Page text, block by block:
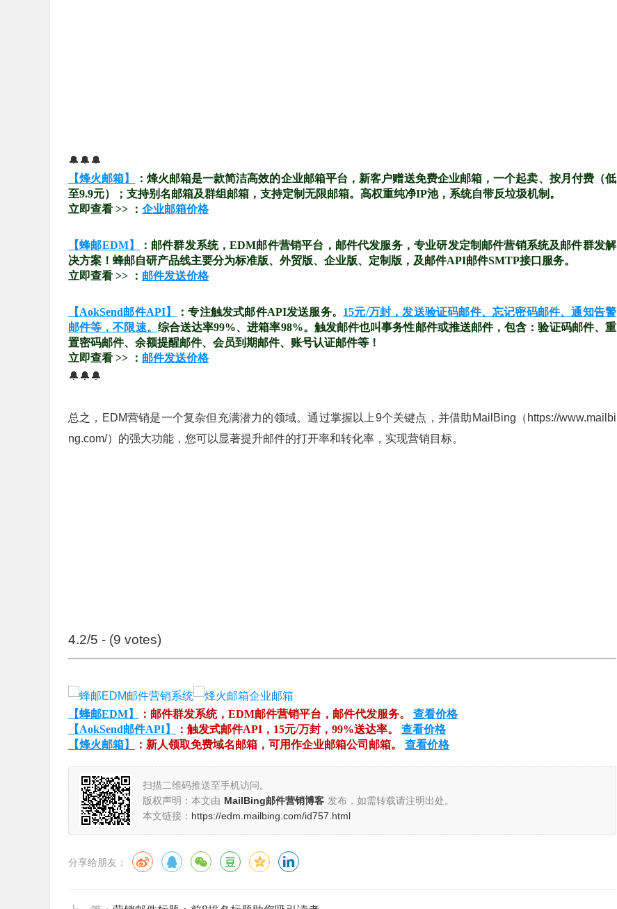
🔔🔔🔔
【烽火邮箱】
：烽火邮箱是一款简洁高效的企业邮箱平台，新客户赠送免费企业邮箱，一个起卖、按月付费（低
至9.9元）；支持别名邮箱及群组邮箱，支持定制无限邮箱。高权重纯净IP池，系统自带反垃圾机制。
立即查看 >> ： 企业邮箱价格
【蜂邮EDM】
：邮件群发系统，EDM邮件营销平台，邮件代发服务，专业研发定制邮件营销系统及邮件群发解
决方案！蜂邮自研产品线主要分为标准版、外贸版、企业版、定制版，及邮件API邮件SMTP接口服务。
立即查看 >> ： 邮件发送价格
【AokSend邮件API】 ：专注触发式邮件API发送服务。 15元/万封，发送验证码邮件、忘记密码邮件、通知告警
邮件等，不限速。 综合送达率99%、进箱率98%。触发邮件也叫事务性邮件或推送邮件，包含：验证码邮件、重
置密码邮件、余额提醒邮件、会员到期邮件、账号认证邮件等！
立即查看 >> ： 邮件发送价格
🔔🔔🔔
总之，EDM营销是一个复杂但充满潜力的领域。通过掌握以上9个关键点，并借助MailBing（https://www.mailbi
ng.com/）的强大功能，您可以显著提升邮件的打开率和转化率，实现营销目标。
4.2/5 - (9 votes)
【蜂邮EDM】 ：邮件群发系统，EDM邮件营销平台，邮件代发服务。 查看价格
【AokSend邮件API】
：触发式邮件API，15元/万封，99%送达率。 查看价格
【烽火邮箱】
：新人领取免费域名邮箱，可用作企业邮箱公司邮箱。 查看价格
扫描二维码推送至手机访问。
版权声明：本文由 MailBing邮件营销博客 发布，如需转载请注明出处。
本文链接： https://edm.mailbing.com/id757.html
分享给朋友：